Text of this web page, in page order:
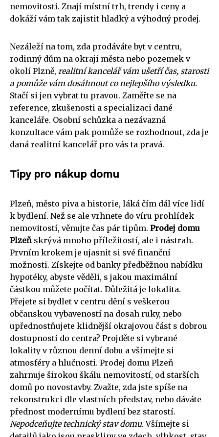
nemovitosti. Znají místní trh, trendy i ceny a
dokáží vám tak zajistit hladký a výhodný prodej.
Nezáleží na tom, zda prodáváte byt v centru,
rodinný dům na okraji města nebo pozemek v
okolí Plzně, realitní kancelář vám ušetří čas, starosti
a pomůže vám dosáhnout co nejlepšího výsledku.
Stačí si jen vybrat tu pravou. Zaměřte se na
reference, zkušenosti a specializaci dané
kanceláře. Osobní schůzka a nezávazná
konzultace vám pak pomůže se rozhodnout, zda je
daná realitní kancelář pro vás ta pravá.
Tipy pro nákup domu
Plzeň, město piva a historie, láká čím dál více lidí
k bydlení. Než se ale vrhnete do víru prohlídek
nemovitostí, věnujte čas pár tipům. Prodej domu
Plzeň skrývá mnoho příležitostí, ale i nástrah.
Prvním krokem je ujasnit si své finanční
možnosti. Získejte od banky předběžnou nabídku
hypotéky, abyste věděli, s jakou maximální
částkou můžete počítat. Důležitá je lokalita.
Přejete si bydlet v centru dění s veškerou
občanskou vybaveností na dosah ruky, nebo
upřednostňujete klidnější okrajovou část s dobrou
dostupností do centra? Projděte si vybrané
lokality v různou denní dobu a všímejte si
atmosféry a hlučnosti. Prodej domu Plzeň
zahrnuje širokou škálu nemovitostí, od starších
domů po novostavby. Zvažte, zda jste spíše na
rekonstrukci dle vlastních představ, nebo dáváte
přednost modernímu bydlení bez starostí.
Nepodceňujte technický stav domu.Všímejte si